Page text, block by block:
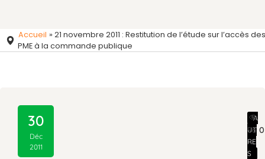
Accueil » 21 novembre 2011 : Restitution de l’étude sur l’accès des
PME à la commande publique
30
Déc
2011
A
UT
RE
S
96